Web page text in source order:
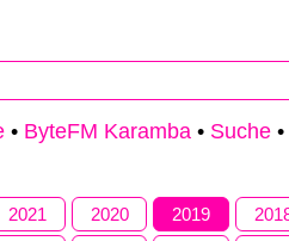
• ByteFM Karamba • Suche •
2021 2020 2019